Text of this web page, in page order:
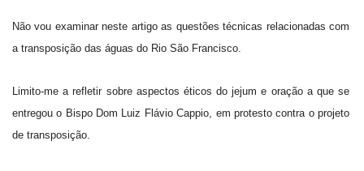
Não vou examinar neste artigo as questões técnicas relacionadas com
a transposição das águas do Rio São Francisco.
Limito-me a refletir sobre aspectos éticos do jejum e oração a que se
entregou o Bispo Dom Luiz Flávio Cappio, em protesto contra o projeto
de transposição.